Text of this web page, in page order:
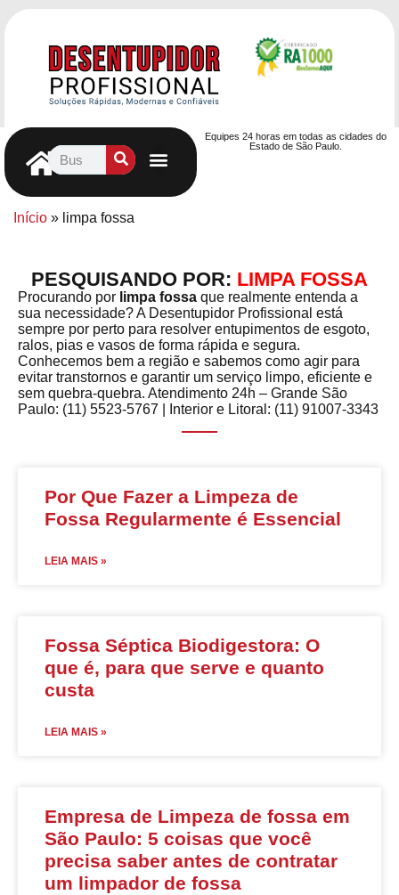
Equipes 24 horas em todas as cidades do
Estado de São Paulo.
Início » limpa fossa
PESQUISANDO POR: LIMPA FOSSA
Procurando por limpa fossa que realmente entenda a
sua necessidade? A Desentupidor Profissional está
sempre por perto para resolver entupimentos de esgoto,
ralos, pias e vasos de forma rápida e segura.
Conhecemos bem a região e sabemos como agir para
evitar transtornos e garantir um serviço limpo, eficiente e
sem quebra-quebra. Atendimento 24h – Grande São
Paulo: (11) 5523-5767 | Interior e Litoral: (11) 91007-3343
Por Que Fazer a Limpeza de
Fossa Regularmente é Essencial
LEIA MAIS »
Fossa Séptica Biodigestora: O
que é, para que serve e quanto
custa
LEIA MAIS »
Empresa de Limpeza de fossa em
São Paulo: 5 coisas que você
precisa saber antes de contratar
um limpador de fossa